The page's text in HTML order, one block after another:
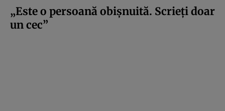
„Este o persoană obișnuită. Scrieți doar
un cec”